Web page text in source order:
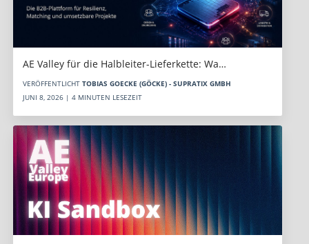
AE Valley für die Halbleiter-Lieferkette: Wa…
VERÖFFENTLICHT TOBIAS GOECKE (GÖCKE) - SUPRATIX GMBH
JUNI 8, 2026 | 4 MINUTEN LESEZEIT